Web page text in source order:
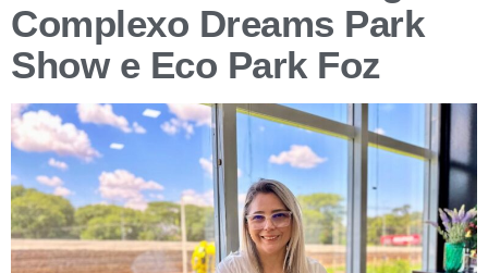
Complexo Dreams Park
Show e Eco Park Foz